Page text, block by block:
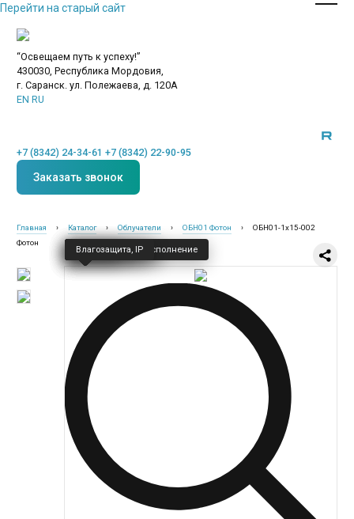
Перейти на старый сайт
“Освещаем путь к успеху!”
430030, Республика Мордовия,
г. Саранск. ул. Полежаева, д. 120А
EN RU
+7 (8342) 24-34-61 +7 (8342) 22-90-95
Заказать звонок
Новинки
Общественное освещение
Промышленное освещение
ЖКХ освещение
Торговое модульное освещение
Уличное освещение
Облучатели
Прожекторное освещение
Освещение информационных и классных досок
Главная › Каталог › Облучатели › ОБН01 Фотон ›
ОБН01-1х15-002
Фотон
Класс защиты — I
Напряжение
Частота
Климатическое исполнение
Влагозащита, IP